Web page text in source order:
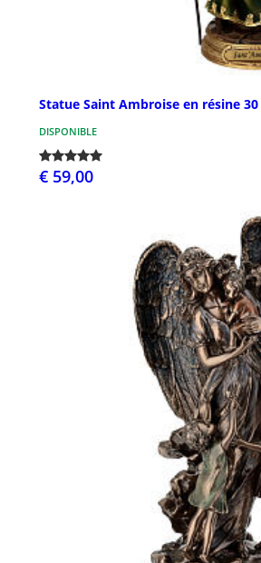
Statue Saint Ambroise en résine 30
DISPONIBLE
€ 59,00